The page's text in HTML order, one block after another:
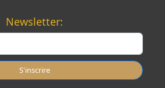
Newsletter:
S'inscrire